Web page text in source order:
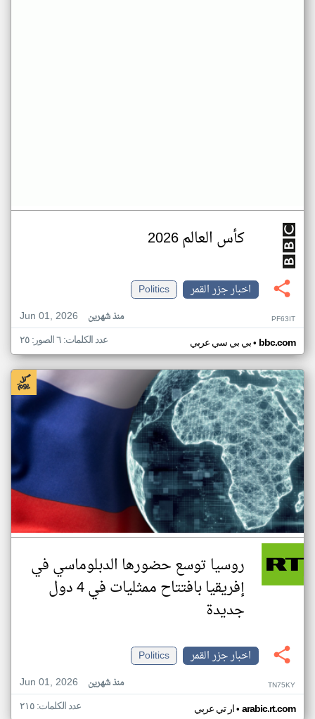
كأس العالم 2026
اخبار جزر القمر
Politics
Jun 01, 2026
منذ شهرين PF63IT
بي بي سي عربي• bbc.com عدد الكلمات: ٦ الصور: ٢٥
روسيا توسع حضورها الدبلوماسي في
إفريقيا بافتتاح ممثليات في 4 دول
جديدة
اخبار جزر القمر
Politics
Jun 01, 2026
منذ شهرين TN75KY
ار تي عربي• arabic.rt.com عدد الكلمات: ٢١٥